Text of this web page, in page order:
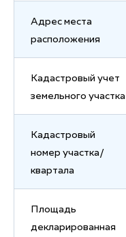
Адрес места
расположения
Кадастровый учет
земельного участка
Кадастровый
номер участка/
квартала
Площадь
декларированная